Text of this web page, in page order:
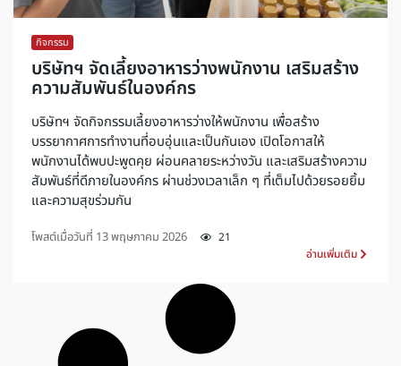
กิจกรรม
บริษัทฯ จัดเลี้ยงอาหารว่างพนักงาน เสริมสร้าง
ความสัมพันธ์ในองค์กร
บริษัทฯ จัดกิจกรรมเลี้ยงอาหารว่างให้พนักงาน เพื่อสร้าง
บรรยากาศการทำงานที่อบอุ่นและเป็นกันเอง เปิดโอกาสให้
พนักงานได้พบปะพูดคุย ผ่อนคลายระหว่างวัน และเสริมสร้างความ
สัมพันธ์ที่ดีภายในองค์กร ผ่านช่วงเวลาเล็ก ๆ ที่เต็มไปด้วยรอยยิ้ม
และความสุขร่วมกัน
โพสต์เมื่อวันที่ 13 พฤษภาคม 2026
21
อ่านเพิ่มเติม